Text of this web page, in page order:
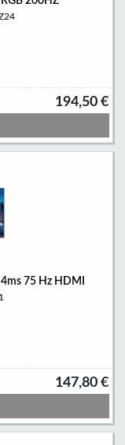
194,50 €
75 Hz HDMI
147,80 €